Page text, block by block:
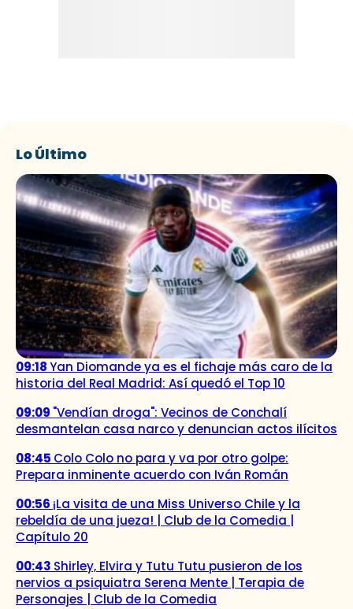
Lo Último
09:18Yan Diomande ya es el fichaje más caro de la
historia del Real Madrid: Así quedó el Top 10
09:09 "Vendían droga": Vecinos de Conchalí
desmantelan casa narco y denuncian actos ilícitos
08:45 Colo Colo no para y va por otro golpe:
Prepara inminente acuerdo con Iván Román
00:56 ¡La visita de una Miss Universo Chile y la
rebeldía de una jueza! | Club de la Comedia |
Capítulo 20
00:43 Shirley, Elvira y Tutu Tutu pusieron de los
nervios a psiquiatra Serena Mente | Terapia de
Personajes | Club de la Comedia